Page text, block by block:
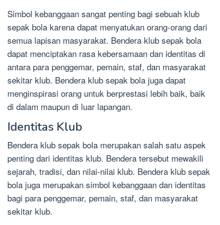
Simbol kebanggaan sangat penting bagi sebuah klub
sepak bola karena dapat menyatukan orang-orang dari
semua lapisan masyarakat. Bendera klub sepak bola
dapat menciptakan rasa kebersamaan dan identitas di
antara para penggemar, pemain, staf, dan masyarakat
sekitar klub. Bendera klub sepak bola juga dapat
menginspirasi orang untuk berprestasi lebih baik, baik
di dalam maupun di luar lapangan.
Identitas Klub
Bendera klub sepak bola merupakan salah satu aspek
penting dari identitas klub. Bendera tersebut mewakili
sejarah, tradisi, dan nilai-nilai klub. Bendera klub sepak
bola juga merupakan simbol kebanggaan dan identitas
bagi para penggemar, pemain, staf, dan masyarakat
sekitar klub.